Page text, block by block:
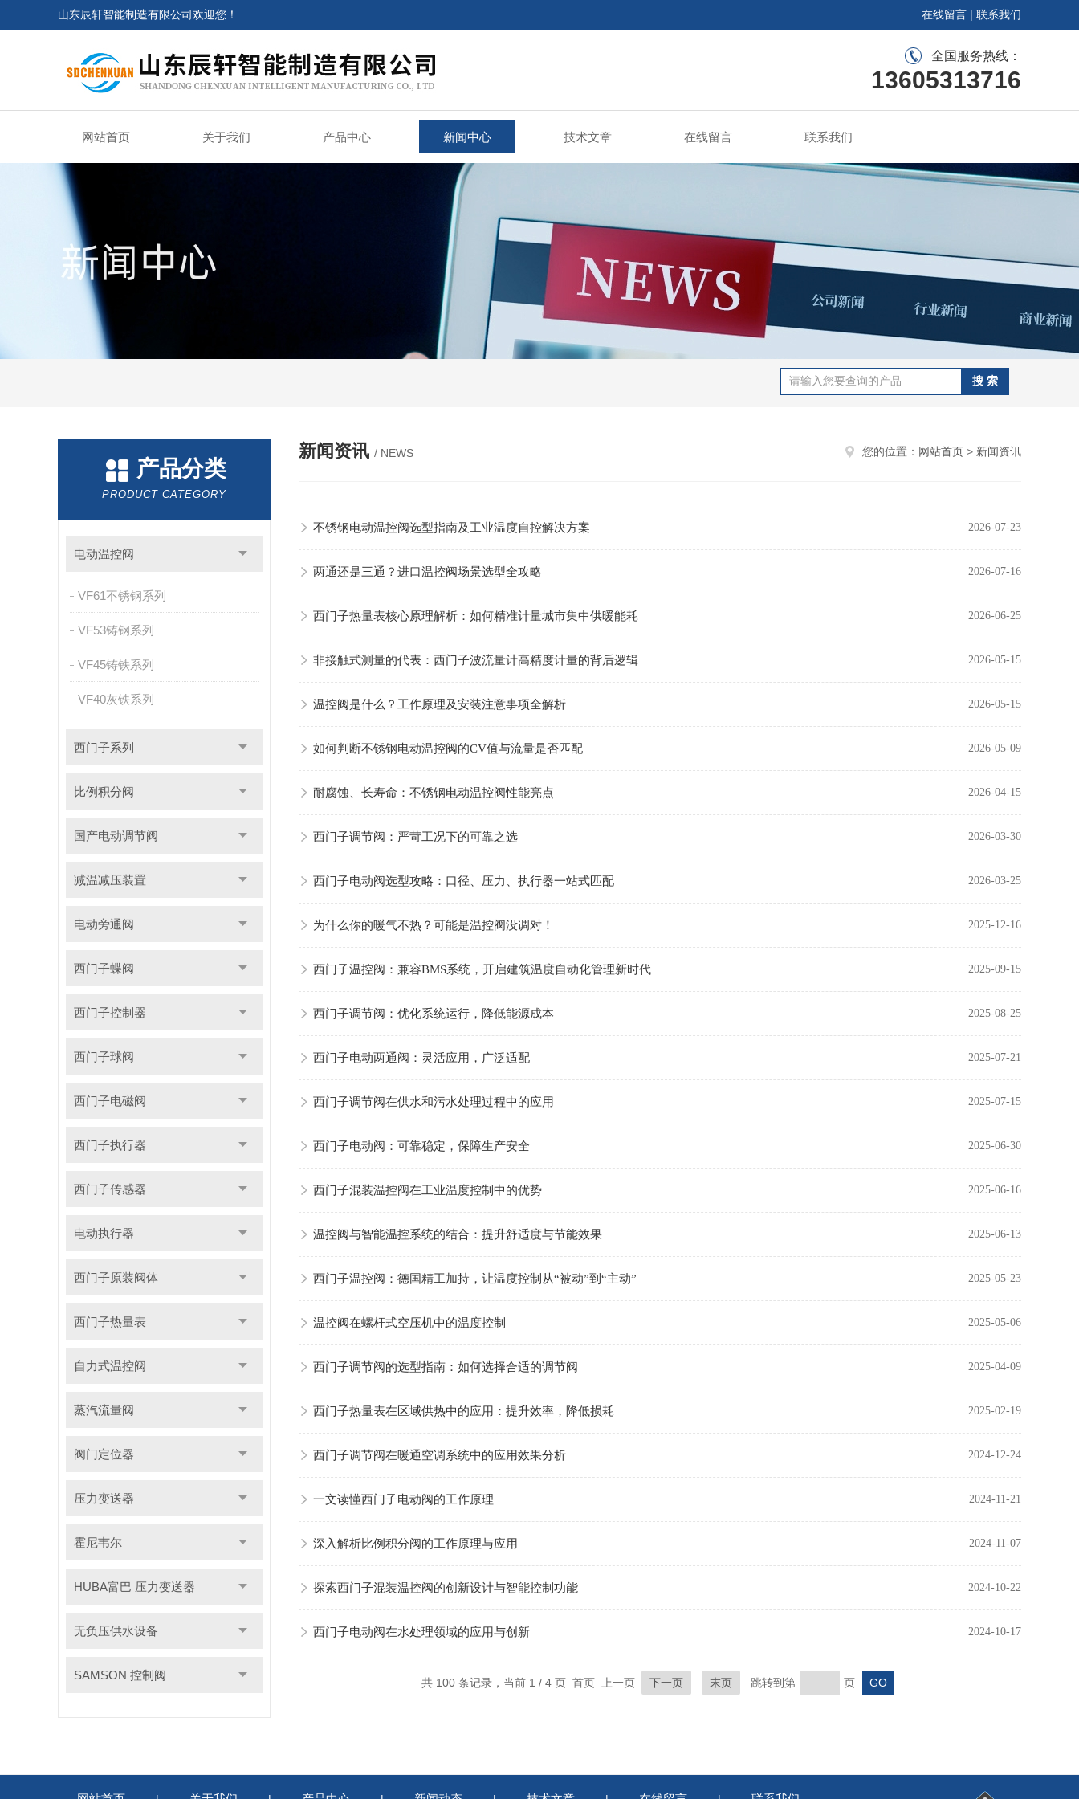
山东辰轩智能制造有限公司欢迎您！ 在线留言 | 联系我们
全国服务热线：
13605313716
网站首页 关于我们 产品中心 新闻中心 技术文章 在线留言 联系我们
新闻资讯 / NEWS 您的位置： 网站首页 > 新闻资讯
不锈钢电动温控阀选型指南及工业温度自控解决方案 2026-07-23
两通还是三通？进口温控阀场景选型全攻略 2026-07-16
西门子热量表核心原理解析：如何精准计量城市集中供暖能耗 2026-06-25
非接触式测量的代表：西门子波流量计高精度计量的背后逻辑 2026-05-15
温控阀是什么？工作原理及安装注意事项全解析 2026-05-15
如何判断不锈钢电动温控阀的CV值与流量是否匹配 2026-05-09
耐腐蚀、长寿命：不锈钢电动温控阀性能亮点 2026-04-15
西门子调节阀：严苛工况下的可靠之选 2026-03-30
西门子电动阀选型攻略：口径、压力、执行器一站式匹配 2026-03-25
为什么你的暖气不热？可能是温控阀没调对！ 2025-12-16
西门子温控阀：兼容BMS系统，开启建筑温度自动化管理新时代 2025-09-15
西门子调节阀：优化系统运行，降低能源成本 2025-08-25
西门子电动两通阀：灵活应用，广泛适配 2025-07-21
西门子调节阀在供水和污水处理过程中的应用 2025-07-15
西门子电动阀：可靠稳定，保障生产安全 2025-06-30
西门子混装温控阀在工业温度控制中的优势 2025-06-16
温控阀与智能温控系统的结合：提升舒适度与节能效果 2025-06-13
西门子温控阀：德国精工加持，让温度控制从“被动”到“主动” 2025-05-23
温控阀在螺杆式空压机中的温度控制 2025-05-06
西门子调节阀的选型指南：如何选择合适的调节阀 2025-04-09
西门子热量表在区域供热中的应用：提升效率，降低损耗 2025-02-19
西门子调节阀在暖通空调系统中的应用效果分析 2024-12-24
一文读懂西门子电动阀的工作原理 2024-11-21
深入解析比例积分阀的工作原理与应用 2024-11-07
探索西门子混装温控阀的创新设计与智能控制功能 2024-10-22
西门子电动阀在水处理领域的应用与创新 2024-10-17
共 100 条记录，当前 1 / 4 页 首页 上一页 下一页 末页 跳转到第 页
产品分类
PRODUCT CATEGORY
电动温控阀
VF61不锈钢系列
VF53铸钢系列
VF45铸铁系列
VF40灰铁系列
西门子系列
比例积分阀
国产电动调节阀
减温减压装置
电动旁通阀
西门子蝶阀
西门子控制器
西门子球阀
西门子电磁阀
西门子执行器
西门子传感器
电动执行器
西门子原装阀体
西门子热量表
自力式温控阀
蒸汽流量阀
阀门定位器
压力变送器
霍尼韦尔
HUBA富巴 压力变送器
无负压供水设备
SAMSON 控制阀